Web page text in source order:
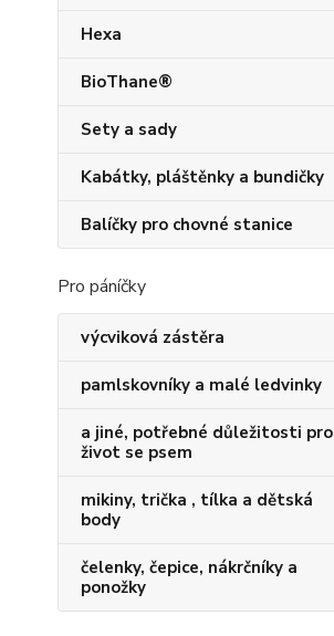
Hexa
BioThane®
Sety a sady
Kabátky, pláštěnky a bundičky
Balíčky pro chovné stanice
Pro páníčky
výcviková zástěra
pamlskovníky a malé ledvinky
a jiné, potřebné důležitosti pro
život se psem
mikiny, trička , tílka a dětská
body
čelenky, čepice, nákrčníky a
ponožky